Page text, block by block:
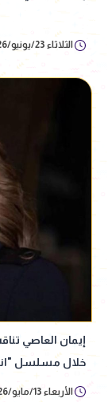
الثلاثاء 23/يونيو/2026 - 07:28 م
إيمان العاصي
خلال مسلسل
الأربعاء 13/مايو/2026 - 04:30 م